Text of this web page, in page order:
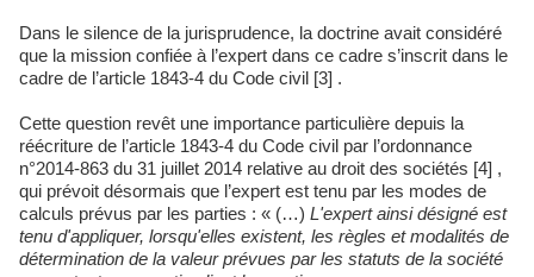
Dans le silence de la jurisprudence, la doctrine avait considéré
que la mission confiée à l’expert dans ce cadre s’inscrit dans le
cadre de l’article 1843-4 du Code civil [3] .
Cette question revêt une importance particulière depuis la
réécriture de l’article 1843-4 du Code civil par l’ordonnance
n°2014-863 du 31 juillet 2014 relative au droit des sociétés [4] ,
qui prévoit désormais que l’expert est tenu par les modes de
calculs prévus par les parties : « (…) L'expert ainsi désigné est
tenu d'appliquer, lorsqu'elles existent, les règles et modalités de
détermination de la valeur prévues par les statuts de la société